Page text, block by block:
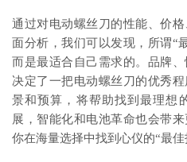
通过对电动螺丝刀的性能、价
面分析，我们可以发现，所谓“
而是最适合自己需求的。品牌
决定了一把电动螺丝刀的优秀
景和预算，将帮助找到最理想
展，智能化和电池革命也会带
你在海量选择中找到心仪的“最佳